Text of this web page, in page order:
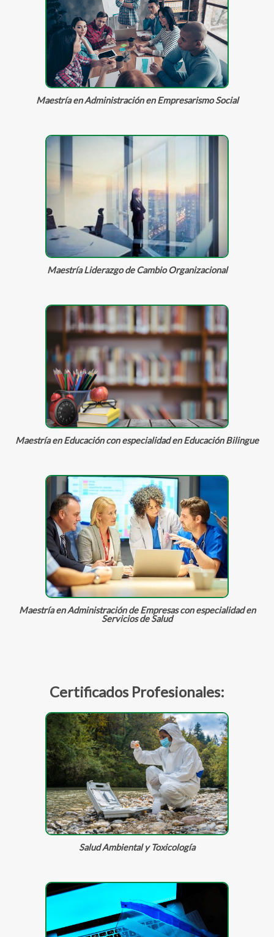
Maestría en Administración en Empresarismo Social
Maestría Liderazgo de Cambio Organizacional
Maestría en Educación con especialidad en Educación Bilingue
Maestría en Administración de Empresas con especialidad en
Servicios de Salud
Certificados Profesionales:
Salud Ambiental y Toxicología